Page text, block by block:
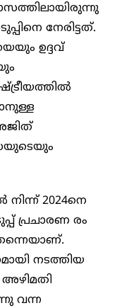
നേരിട്ടത്.
ഉദ്ദവ്
2024നെ
പ്രചാരണ രം​
നടത്തിയ
അഴിമതി
വന്ന